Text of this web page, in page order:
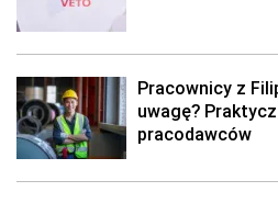
Pracownicy z
uwagę?
pracodawców